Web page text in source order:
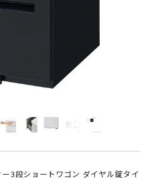
ー3段ショートワゴン ダイヤル錠タイ